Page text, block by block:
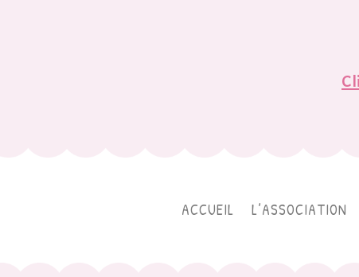
ACCUEIL L’ASSOCIATION